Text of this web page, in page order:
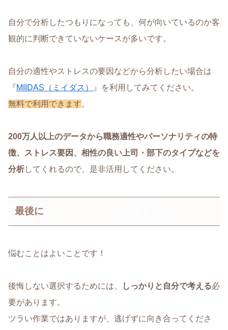
自分で分析したつもりになっても、何が向いているのか客
観的に判断できていないケースが多いです。
自分の適性やストレスの要因などから分析したい場合は
『MIIDAS（ミイダス）
』を利用してみてください。
無料で利用できます。
200万人以上のデータから職務適性やパーソナリティの特
徴、ストレス要因、相性の良い上司・部下のタイプなどを
分析してくれるので、是非活用してください。
最後に
悩むことはよいことです！
後悔しない選択するためには、 しっかりと自分で考える必
要があります。
ツラい作業ではありますが、逃げずに向き合ってくださ